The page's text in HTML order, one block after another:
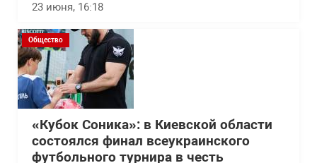
23 июня, 16:18
Общество
«Кубок Соника»: в Киевской области
состоялся финал всеукраинского
футбольного турнира в честь